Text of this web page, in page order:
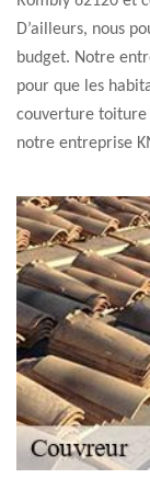
D’ailleurs, nous
budget. Notre
pour que les
couverture toiture
notre entreprise